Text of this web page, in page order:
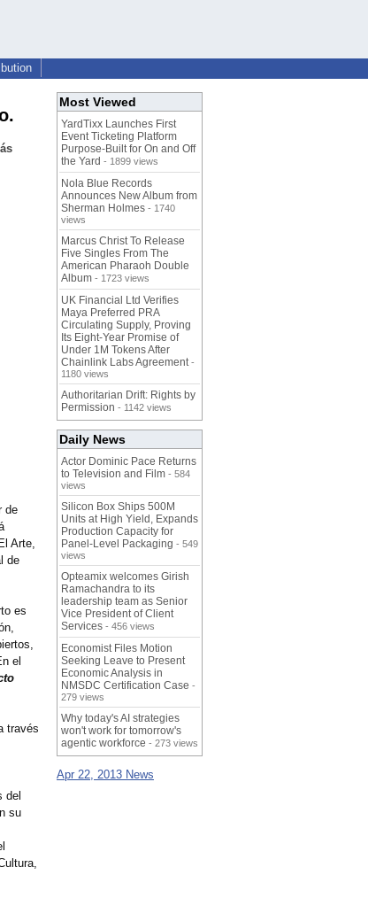
de
El Arte,
de
es
n,
el
través
del
su
Most Viewed
YardTixx Launches First
Event Ticketing Platform
Purpose-Built for On and Off
the Yard - 1899 views
Nola Blue Records
Announces New Album from
Sherman Holmes - 1740
views
Marcus Christ To Release
Five Singles From The
American Pharaoh Double
Album - 1723 views
UK Financial Ltd Verifies
Maya Preferred PRA
Circulating Supply, Proving
Its Eight-Year Promise of
Under 1M Tokens After
Chainlink Labs Agreement -
1180 views
Authoritarian Drift: Rights by
Permission - 1142 views
Daily News
Actor Dominic Pace Returns
to Television and Film - 584
views
Silicon Box Ships 500M
Units at High Yield, Expands
Production Capacity for
Panel-Level Packaging - 549
views
Opteamix welcomes Girish
Ramachandra to its
leadership team as Senior
Vice President of Client
Services - 456 views
Economist Files Motion
Seeking Leave to Present
Economic Analysis in
NMSDC Certification Case -
279 views
Why today's AI strategies
won't work for tomorrow's
agentic workforce - 273 views
Apr 22, 2013 News